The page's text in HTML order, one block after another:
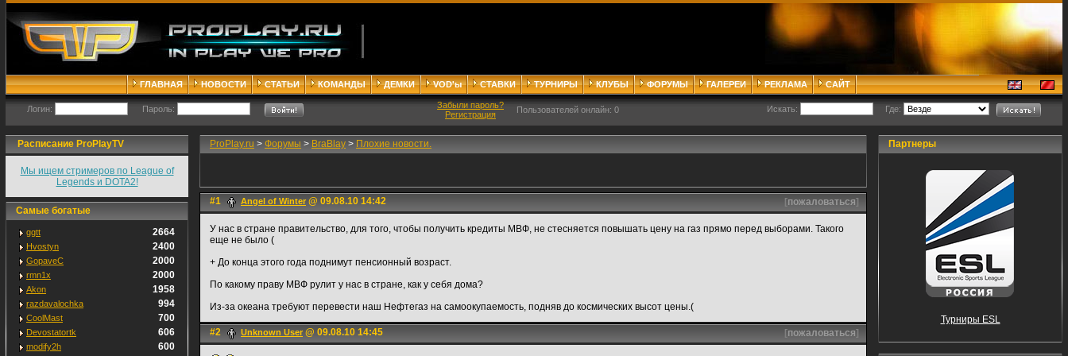
ГЛАВНАЯ НОВОСТИ СТАТЬИ КОМАНДЫ ДЕМКИ VOD'ы СТАВКИ ТУРНИРЫ КЛУБЫ ФОРУМЫ ГАЛЕРЕИ РЕКЛАМА САЙТ
Логин: Пароль:
Забыли пароль?
Регистрация
Пользователей онлайн: 0 Искать: Где:
Расписание ProPlayTV
Мы ищем стримеров по League of
Legends и DOTA2!
Самые богатые
ggtt 2664
Hvostyn 2400
GopaveC 2000
rmn1x 2000
Akon 1958
razdavalochka 994
CoolMast 700
Devostatortk 606
modify2h 600
ProPlay.ru > Форумы > BraBlay > Плохие новости.
#1 Angel of Winter @ 09.08.10 14:42 [пожаловаться]
У нас в стране правительство, для того, чтобы получить кредиты МВФ, не стесняется повышать цену на газ прямо перед выборами. Такого
еще не было (
+ До конца этого года поднимут пенсионный возраст.
По какому праву МВФ рулит у нас в стране, как у себя дома?
Из-за океана требуют перевести наш Нефтегаз на самоокупаемость, подняв до космических высот цены.(
#2 Unknown User @ 09.08.10 14:45 [пожаловаться]
Партнеры
Турниры ESL